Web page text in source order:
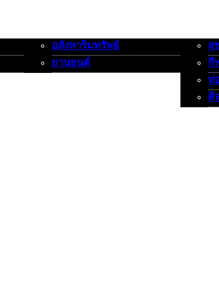
อสังหาริมทรัพย์-ยานยนต์
อสังหาริมทรัพย์
ยานยนต์
สุขภ
สุ
กี
ท่
ศิ